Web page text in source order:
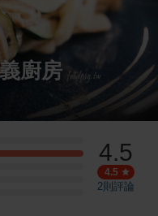
廚房
4.5
4.5
2則評論